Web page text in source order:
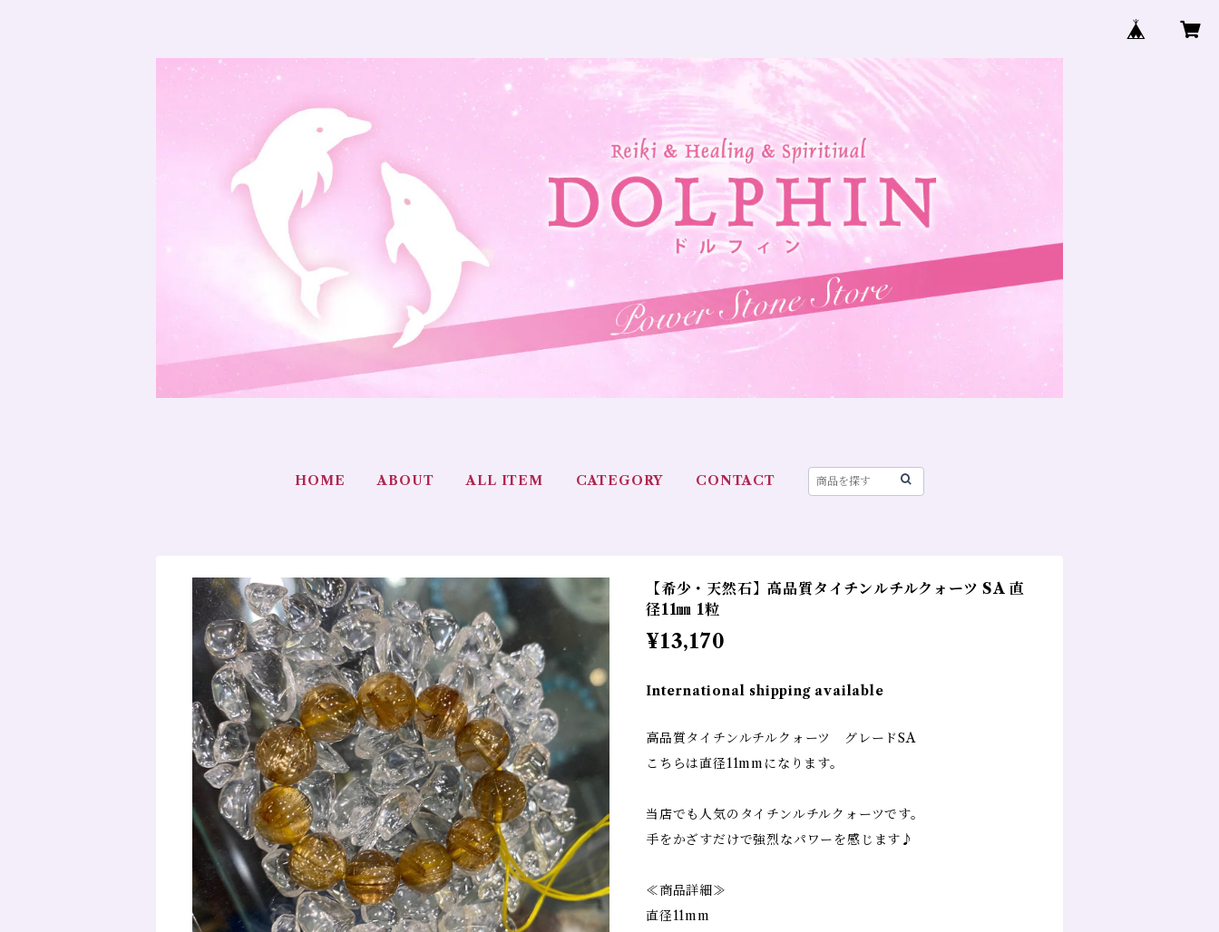
HOME ABOUT ALL ITEM CATEGORY CONTACT
【希少・天然石】高品質タイチンルチルクォーツ SA 直
径11㎜ 1粒
¥13,170
International shipping available
高品質タイチンルチルクォーツ グレードSA
こちらは直径11mmになります。
当店でも人気のタイチンルチルクォーツです。
手をかざすだけで強烈なパワーを感じます♪
≪商品詳細≫
直径11mm